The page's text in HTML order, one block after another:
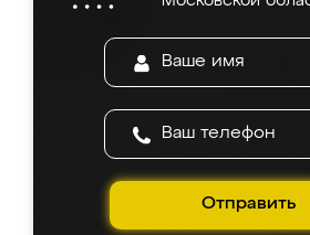
Отправить